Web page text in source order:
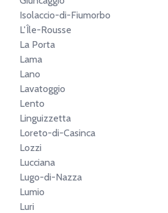
Isolaccio-di-Fiumorbo
L'Île-Rousse
La Porta
Lama
Lano
Lavatoggio
Lento
Linguizzetta
Loreto-di-Casinca
Lozzi
Lucciana
Lugo-di-Nazza
Lumio
Luri